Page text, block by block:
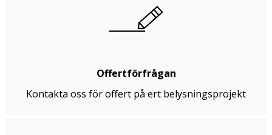
Offertförfrågan
Kontakta oss för offert på ert belysningsprojekt